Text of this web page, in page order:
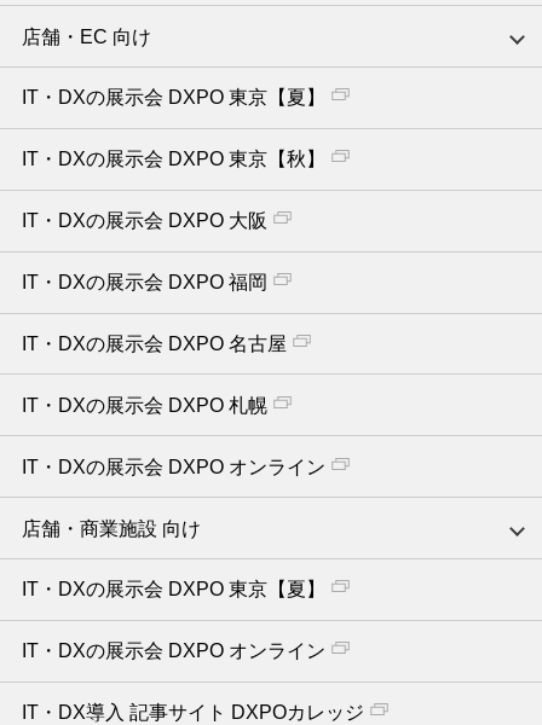
店舗・EC 向け
IT・DXの展示会 DXPO 東京【夏】
IT・DXの展示会 DXPO 東京【秋】
IT・DXの展示会 DXPO 大阪
IT・DXの展示会 DXPO 福岡
IT・DXの展示会 DXPO 名古屋
IT・DXの展示会 DXPO 札幌
IT・DXの展示会 DXPO オンライン
店舗・商業施設 向け
IT・DXの展示会 DXPO 東京【夏】
IT・DXの展示会 DXPO オンライン
IT・DX導入 記事サイト DXPOカレッジ